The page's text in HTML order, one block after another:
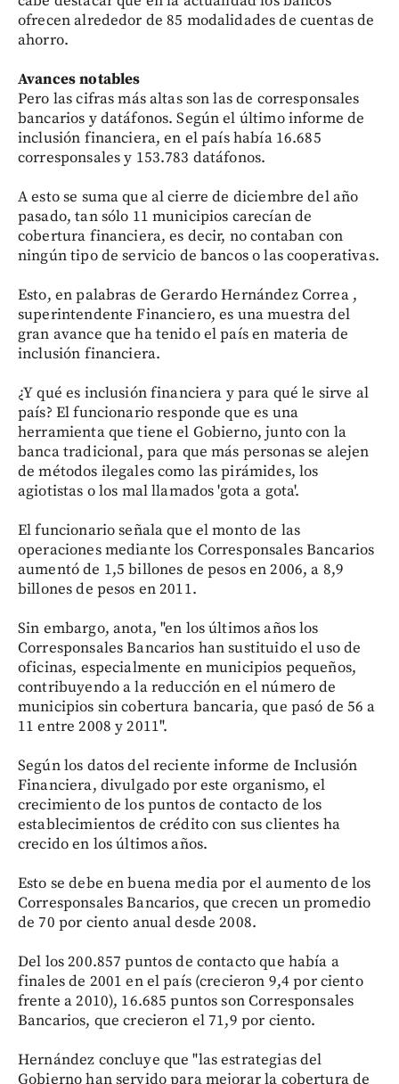
ofrecen alrededor de 85 modalidades de cuentas de
ahorro.
Avances notables
Pero las cifras más altas son las de corresponsales
bancarios y datáfonos. Según el último informe de
inclusión financiera, en el país había 16.685
corresponsales y 153.783 datáfonos.
A esto se suma que al cierre de diciembre del año
pasado, tan sólo 11 municipios carecían de
cobertura financiera, es decir, no contaban con
ningún tipo de servicio de bancos o las cooperativas.
Esto, en palabras de Gerardo Hernández Correa ,
superintendente Financiero, es una muestra del
gran avance que ha tenido el país en materia de
inclusión financiera.
¿Y qué es inclusión financiera y para qué le sirve al
país? El funcionario responde que es una
herramienta que tiene el Gobierno, junto con la
banca tradicional, para que más personas se alejen
de métodos ilegales como las pirámides, los
agiotistas o los mal llamados 'gota a gota'.
El funcionario señala que el monto de las
operaciones mediante los Corresponsales Bancarios
aumentó de 1,5 billones de pesos en 2006, a 8,9
billones de pesos en 2011.
Sin embargo, anota, "en los últimos años los
Corresponsales Bancarios han sustituido el uso de
oficinas, especialmente en municipios pequeños,
contribuyendo a la reducción en el número de
municipios sin cobertura bancaria, que pasó de 56 a
11 entre 2008 y 2011".
Según los datos del reciente informe de Inclusión
Financiera, divulgado por este organismo, el
crecimiento de los puntos de contacto de los
establecimientos de crédito con sus clientes ha
crecido en los últimos años.
Esto se debe en buena media por el aumento de los
Corresponsales Bancarios, que crecen un promedio
de 70 por ciento anual desde 2008.
Del los 200.857 puntos de contacto que había a
finales de 2001 en el país (crecieron 9,4 por ciento
frente a 2010), 16.685 puntos son Corresponsales
Bancarios, que crecieron el 71,9 por ciento.
Hernández concluye que "las estrategias del
Gobierno han servido para mejorar la cobertura de